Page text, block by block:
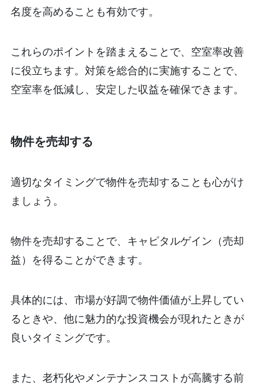
名度を高めることも有効です。
これらのポイントを踏まえることで、空室率改善
に役立ちます。対策を総合的に実施することで、
空室率を低減し、安定した収益を確保できます。
物件を売却する
適切なタイミングで物件を売却することも心がけ
ましょう。
物件を売却することで、キャピタルゲイン（売却
益）を得ることができます。
具体的には、市場が好調で物件価値が上昇してい
るときや、他に魅力的な投資機会が現れたときが
良いタイミングです。
また、老朽化やメンテナンスコストが高騰する前